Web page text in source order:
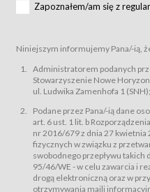
podmiotom z branży mediów i
Bilety – wybrane dokumenty
Usługodawcą i uprawniające do
przewidziane przez
do uczestnictwa w wielu albo w
Sklep – sklep internetowy
Regulamin – niniejszy regulamin.
§ 2
Postanowienia ogólne
Regulamin określa zasady:
świadczenia Usługobiorcom
Zapoznałem/am się z
Niniejszym informujemy Pana/-ią,
Administratorem podanych
Stowarzyszenie Nowe
ul. Ludwika Zamenhofa 1 (SNH);
Podane przez Pana/-ią dane
art. 6 ust. 1 lit. b
nr 2016/679 z dnia 27 kwietnia
fizycznych w związku z
swobodnego przepływu
95/46/WE - w celu zawarcia i
drogą elektroniczną oraz w
otrzymywania maili